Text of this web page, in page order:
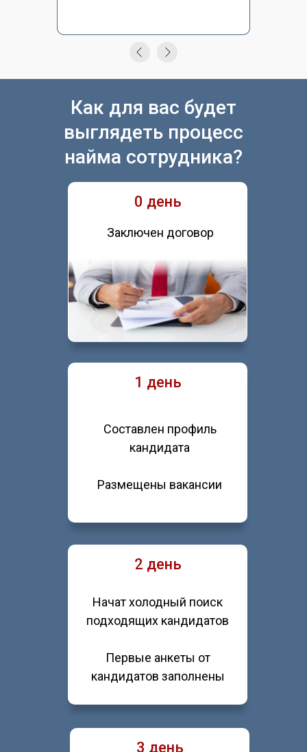
Как для вас будет
выглядеть процесс
найма сотрудника?
0 день
Заключен договор
1 день
Составлен профиль
кандидата
Размещены вакансии
2 день
Начат холодный поиск
подходящих кандидатов
Первые анкеты от
кандидатов заполнены
3 день